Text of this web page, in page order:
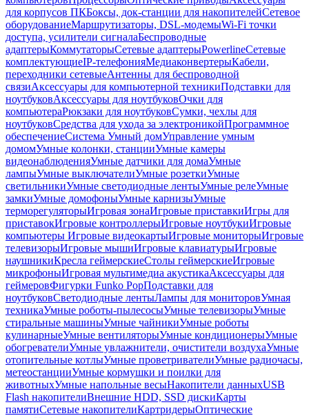
для корпусов ПКБоксы, док-станции для накопителейСетевое
оборудованиеМаршрутизаторы, DSL-модемыWi-Fi точки
доступа, усилители сигналаБеспроводные
адаптерыКоммутаторыСетевые адаптерыPowerlineСетевые
комплектующиеIP-телефонияМедиаконвертерыКабели,
переходники сетевыеАнтенны для беспроводной
связиАксессуары для компьютерной техникиПодставки для
ноутбуковАксессуары для ноутбуковОчки для
компьютераРюкзаки для ноутбуковСумки, чехлы для
ноутбуковСредства для ухода за электроникойПрограммное
обеспечениеСистема Умный домУправление умным
домомУмные колонки, станцииУмные камеры
видеонаблюденияУмные датчики для домаУмные
лампыУмные выключателиУмные розеткиУмные
светильникиУмные светодиодные лентыУмные релеУмные
замкиУмные домофоныУмные карнизыУмные
терморегуляторыИгровая зонаИгровые приставкиИгры для
приставокИгровые контроллерыИгровые ноутбукиИгровые
компьютеры Игровые видеокартыИгровые мониторыИгровые
телевизорыИгровые мышиИгровые клавиатурыИгровые
наушникиКресла геймерскиеСтолы геймерскиеИгровые
микрофоныИгровая мультимедиа акустикаАксессуары для
геймеровФигурки Funko PopПодставки для
ноутбуковСветодиодные лентыЛампы для мониторовУмная
техникаУмные роботы-пылесосыУмные телевизорыУмные
стиральные машиныУмные чайникиУмные роботы
кулинарныеУмные вентиляторыУмные кондиционерыУмные
обогревателиУмные увлажнители, очистители воздухаУмные
отопительные котлыУмные проветривателиУмные радиочасы,
метеостанцииУмные кормушки и поилки для
животныхУмные напольные весыНакопители данныхUSB
Flash накопителиВнешние HDD, SSD дискиКарты
памятиСетевые накопителиКартридерыОптические